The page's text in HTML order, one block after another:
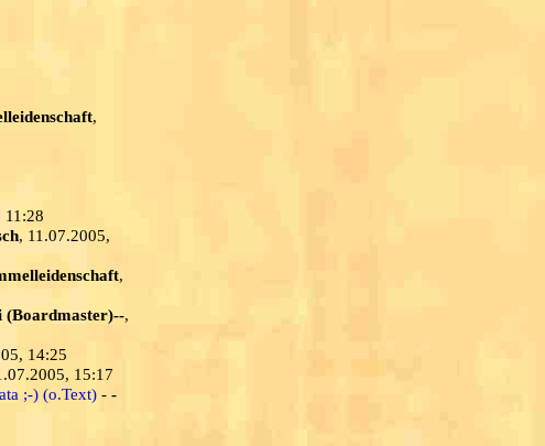
,
11:28
, 11.07.2005,
,
(Boardmaster)--,
14:25
15:17
;-) (o.Text) - -